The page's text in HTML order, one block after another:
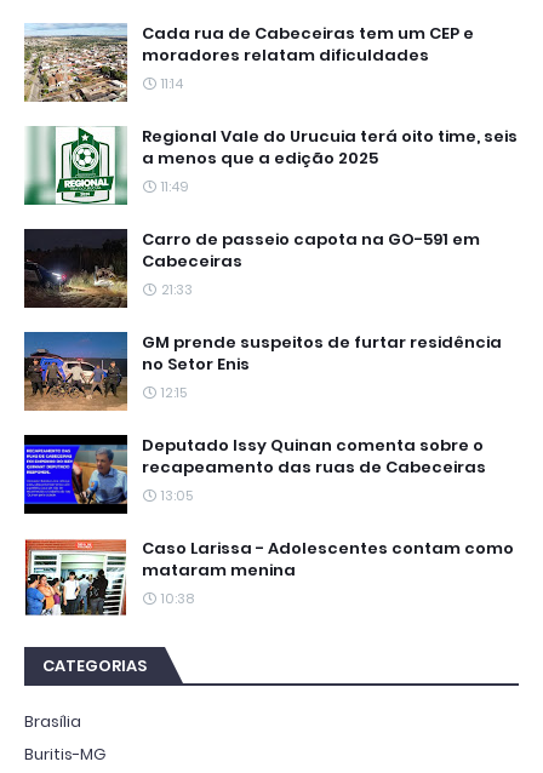
Cada rua de Cabeceiras tem um CEP e
moradores relatam dificuldades
11:14
Regional Vale do Urucuia terá oito time, seis
a menos que a edição 2025
11:49
Carro de passeio capota na GO-591 em
Cabeceiras
21:33
GM prende suspeitos de furtar residência
no Setor Enis
12:15
Deputado Issy Quinan comenta sobre o
recapeamento das ruas de Cabeceiras
13:05
Caso Larissa - Adolescentes contam como
mataram menina
10:38
CATEGORIAS
Brasília
Buritis-MG